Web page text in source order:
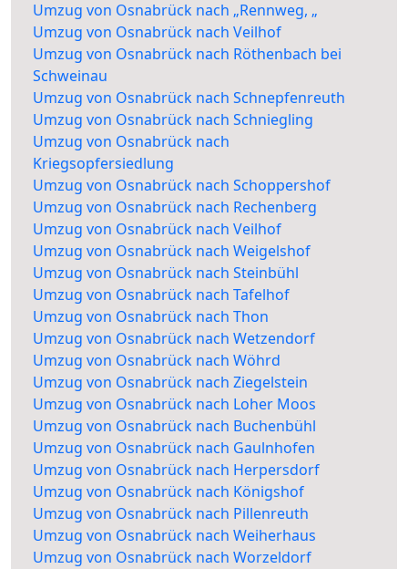
Umzug von Osnabrück nach „Rennweg, „
Umzug von Osnabrück nach Veilhof
Umzug von Osnabrück nach Röthenbach bei
Schweinau
Umzug von Osnabrück nach Schnepfenreuth
Umzug von Osnabrück nach Schniegling
Umzug von Osnabrück nach
Kriegsopfersiedlung
Umzug von Osnabrück nach Schoppershof
Umzug von Osnabrück nach Rechenberg
Umzug von Osnabrück nach Veilhof
Umzug von Osnabrück nach Weigelshof
Umzug von Osnabrück nach Steinbühl
Umzug von Osnabrück nach Tafelhof
Umzug von Osnabrück nach Thon
Umzug von Osnabrück nach Wetzendorf
Umzug von Osnabrück nach Wöhrd
Umzug von Osnabrück nach Ziegelstein
Umzug von Osnabrück nach Loher Moos
Umzug von Osnabrück nach Buchenbühl
Umzug von Osnabrück nach Gaulnhofen
Umzug von Osnabrück nach Herpersdorf
Umzug von Osnabrück nach Königshof
Umzug von Osnabrück nach Pillenreuth
Umzug von Osnabrück nach Weiherhaus
Umzug von Osnabrück nach Worzeldorf